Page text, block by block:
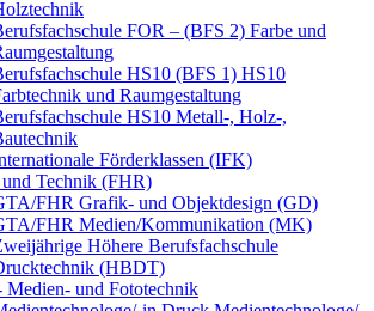
FOR – (BFS 2) Farbe und
HS10 (BFS 1) HS10
und Raumgestaltung
HS10 Metall-, Holz-,
Förderklassen (IFK)
Technik (FHR)
FHR Grafik- und Objektdesign (GD)
FHR Medien/Kommunikation (MK)
Höhere Berufsfachschule
(HBDT)
Medien- und Fototechnik